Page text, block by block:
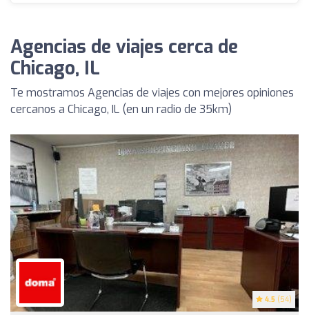
Agencias de viajes cerca de
Chicago, IL
Te mostramos Agencias de viajes con mejores opiniones
cercanos a Chicago, IL (en un radio de 35km)
4.5 (54)